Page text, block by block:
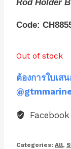
Rod Holder B
Code:
Out of stock
ต้องการใบเส
Categories: All,